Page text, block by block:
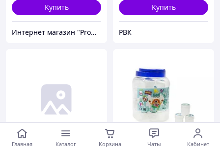
Купить
Интернет магазин "Promtovari"
Купить
РВК
Главная Каталог Корзина Чаты Кабинет